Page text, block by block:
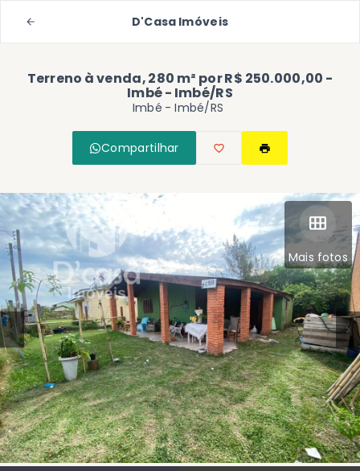
D'Casa Imóveis
Terreno à venda, 280 m² por R$ 250.000,00 -
Imbé - Imbé/RS
Imbé - Imbé/RS
Compartilhar
Mais fotos